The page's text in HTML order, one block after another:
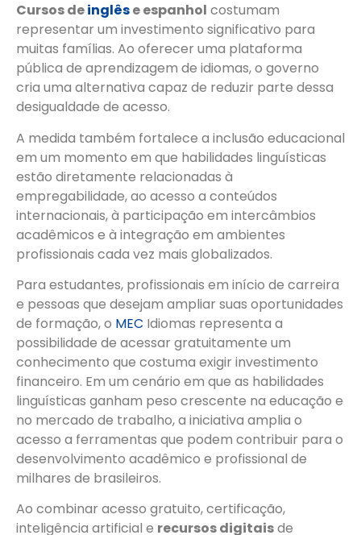
Cursos deinglêse espanhol costumam
representar um investimento significativo para
muitas famílias. Ao oferecer uma plataforma
pública de aprendizagem de idiomas, o governo
cria uma alternativa capaz de reduzir parte dessa
desigualdade de acesso.
A medida também fortalece a inclusão educacional
em um momento em que habilidades linguísticas
estão diretamente relacionadas à
empregabilidade, ao acesso a conteúdos
internacionais, à participação em intercâmbios
acadêmicos e à integração em ambientes
profissionais cada vez mais globalizados.
Para estudantes, profissionais em início de carreira
e pessoas que desejam ampliar suas oportunidades
de formação, o MEC Idiomas representa a
possibilidade de acessar gratuitamente um
conhecimento que costuma exigir investimento
financeiro. Em um cenário em que as habilidades
linguísticas ganham peso crescente na educação e
no mercado de trabalho, a iniciativa amplia o
acesso a ferramentas que podem contribuir para o
desenvolvimento acadêmico e profissional de
milhares de brasileiros.
Ao combinar acesso gratuito, certificação,
inteligência artificial e recursos digitaisde